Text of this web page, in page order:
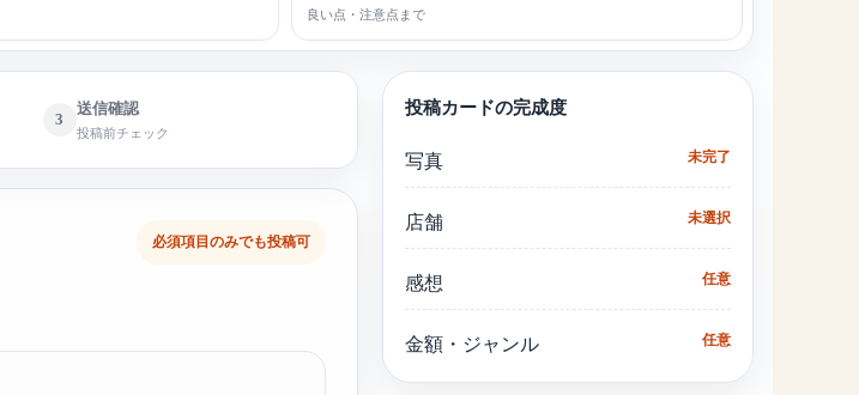
良い点・注意点まで
3
送信確認
投稿前チェック
必須項目のみでも投稿可
投稿カードの完成度
写真 未完了
店舗 未選択
感想 任意
金額・ジャンル 任意